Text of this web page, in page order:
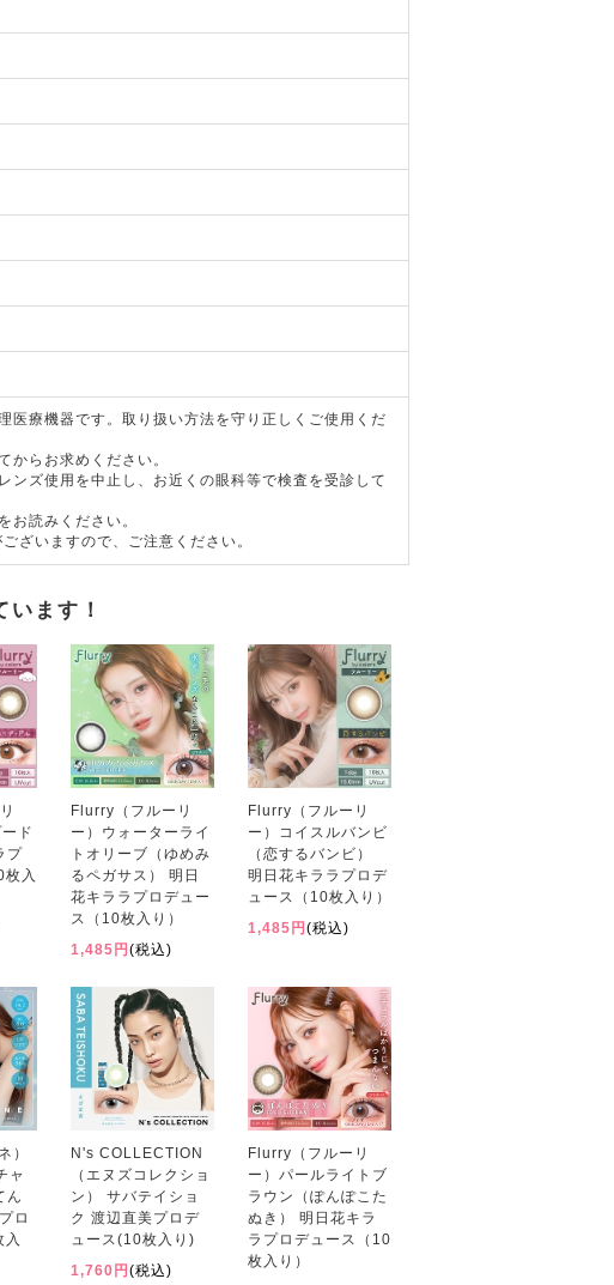
医療機器です。取り扱い方法を守り正しくご使用くだ
からお求めください。
ンズ使用を中止し、お近くの眼科等で検査を受診して
お読みください。
ざいますので、ご注意ください。
ます！
ド
プ
枚入
Flurry（フルーリ
ー）ウォーターライ
トオリーブ（ゆめみ
るペガサス） 明日
花キララプロデュー
ス（10枚入り）
1,485円 (税込)
Flurry（フルーリ
ー）コイスルバンビ
（恋するバンビ）
明日花キララプロデ
ュース（10枚入り）
1,485円 (税込)
）
ャ
ん
ロ
入
N's COLLECTION
（エヌズコレクショ
ン） サバテイショ
ク 渡辺直美プロデ
ュース(10枚入り)
1,760円 (税込)
Flurry（フルーリ
ー）パールライトブ
ラウン（ぽんぽこた
ぬき） 明日花キラ
ラプロデュース（10
枚入り）